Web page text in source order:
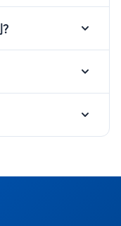
的版本也可以无
发使用
无需按部署数量
— Basic 版不支
Linux64。含源代
源代码，支持所
过我们的表单联系
。
发者。所有许可证